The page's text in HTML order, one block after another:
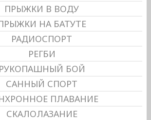
ПРЫЖКИ В ВОДУ
НА БАТУТЕ
РАДИОСПОРТ
РЕГБИ
РУКОПАШНЫЙ БОЙ
САННЫЙ СПОРТ
ПЛАВАНИЕ
СКАЛОЛАЗАНИЕ